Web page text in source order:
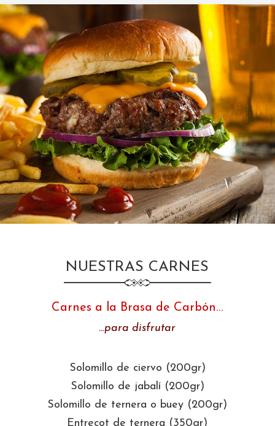
NUESTRAS CARNES
Carnes a la Brasa de Carbón…
…para disfrutar
Solomillo de ciervo (200gr)
Solomillo de jabalí (200gr)
Solomillo de ternera o buey (200gr)
Entrecot de ternera (350gr)